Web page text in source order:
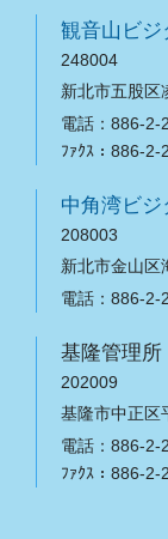
観音山ビ
248004
新北市五股区
電話：886-2-
ﾌｧｸｽ：886-
中角湾ビ
208003
新北市金山区
電話：886-2-
基隆管理所
202009
基隆市中正区
電話：886-2-
ﾌｧｸｽ：886-